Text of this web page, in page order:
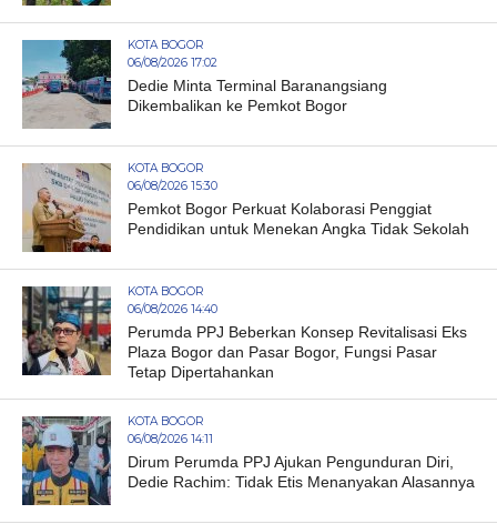
KOTA BOGOR
06/08/2026 17:02
Dedie Minta Terminal Baranangsiang
Dikembalikan ke Pemkot Bogor
KOTA BOGOR
06/08/2026 15:30
Pemkot Bogor Perkuat Kolaborasi Penggiat
Pendidikan untuk Menekan Angka Tidak Sekolah
KOTA BOGOR
06/08/2026 14:40
Perumda PPJ Beberkan Konsep Revitalisasi Eks
Plaza Bogor dan Pasar Bogor, Fungsi Pasar
Tetap Dipertahankan
KOTA BOGOR
06/08/2026 14:11
Dirum Perumda PPJ Ajukan Pengunduran Diri,
Dedie Rachim: Tidak Etis Menanyakan Alasannya